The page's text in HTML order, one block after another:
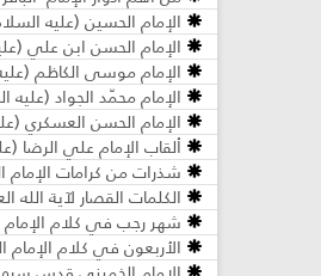
الإمام الحسين (عليه
الإمام الحسن ابن علي
الإمام موسى الكاظم
الإمام محمّد الجواد (عليه
الإمام الحسن العسكري
ألقاب الإمام علي الرضا
شذرات من كرامات الإمام
الكلمات القصار لآية
شهر رجب في كلام الإمام
الأربعون في كلام الإمام